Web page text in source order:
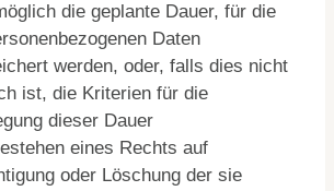
die geplante Dauer, für die
Daten
werden, oder, falls dies nicht
ist, die Kriterien für die
dieser Dauer
eines Rechts auf
oder Löschung der sie